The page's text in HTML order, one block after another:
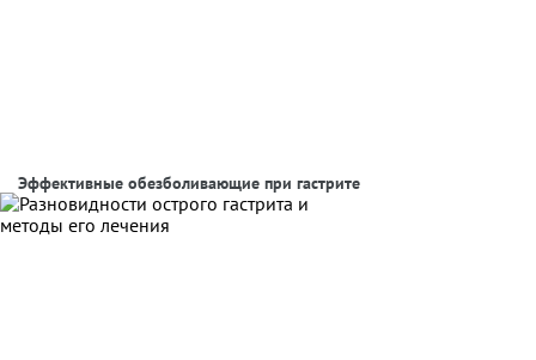
Эффективные обезболивающие при гастрите